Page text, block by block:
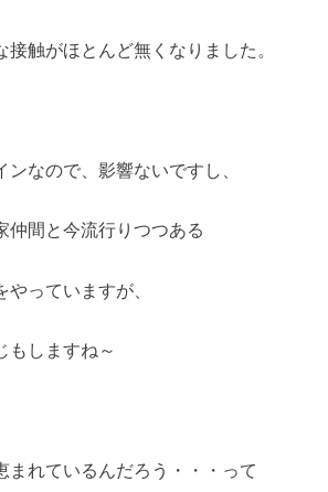
触がほとんど無くなりました。
なので、影響ないですし、
仲間と今流行りつつある
っていますが、
もしますね～
まれているんだろう・・・って